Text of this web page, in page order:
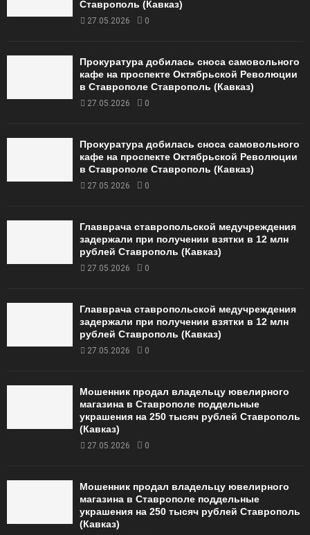
Ставрополь (Кавказ)
27.05.2026 0
Прокуратура добилась сноса самовольного
кафе на проспекте Октябрьской Революции
в Ставрополе Ставрополь (Кавказ)
27.05.2026 0
Прокуратура добилась сноса самовольного
кафе на проспекте Октябрьской Революции
в Ставрополе Ставрополь (Кавказ)
27.05.2026 0
Главврача ставропольской медучреждения
задержали при получении взятки в 12 млн
рублей Ставрополь (Кавказ)
27.05.2026 0
Главврача ставропольской медучреждения
задержали при получении взятки в 12 млн
рублей Ставрополь (Кавказ)
27.05.2026 0
Мошенник продал владельцу ювелирного
магазина в Ставрополе поддельные
украшения на 250 тысяч рублей Ставрополь
(Кавказ)
27.05.2026 0
Мошенник продал владельцу ювелирного
магазина в Ставрополе поддельные
украшения на 250 тысяч рублей Ставрополь
(Кавказ)